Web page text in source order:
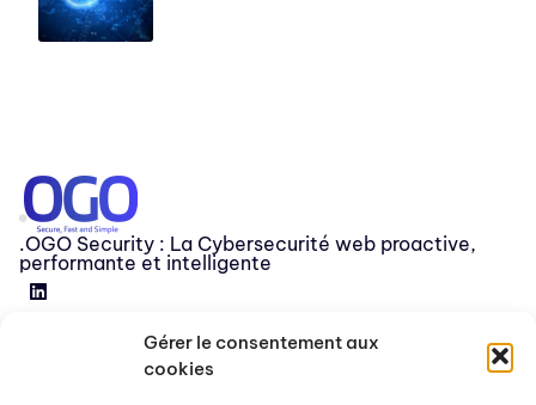
Gérer le consentement aux
cookies
.OGO Security : La Cybersecurité web proactive,
performante et intelligente